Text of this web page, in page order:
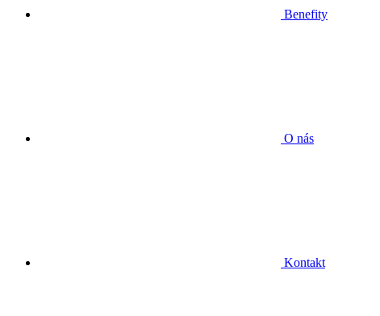
Benefity
O nás
Kontakt